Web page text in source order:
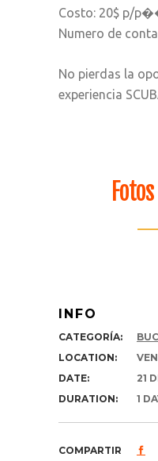
Costo: 20$ p/
Numero de
⁣No pierdas la
experiencia
INFO
CATEGORÍA:
LOCATION:
DATE:
21
DURATION:
1
COMPARTIR